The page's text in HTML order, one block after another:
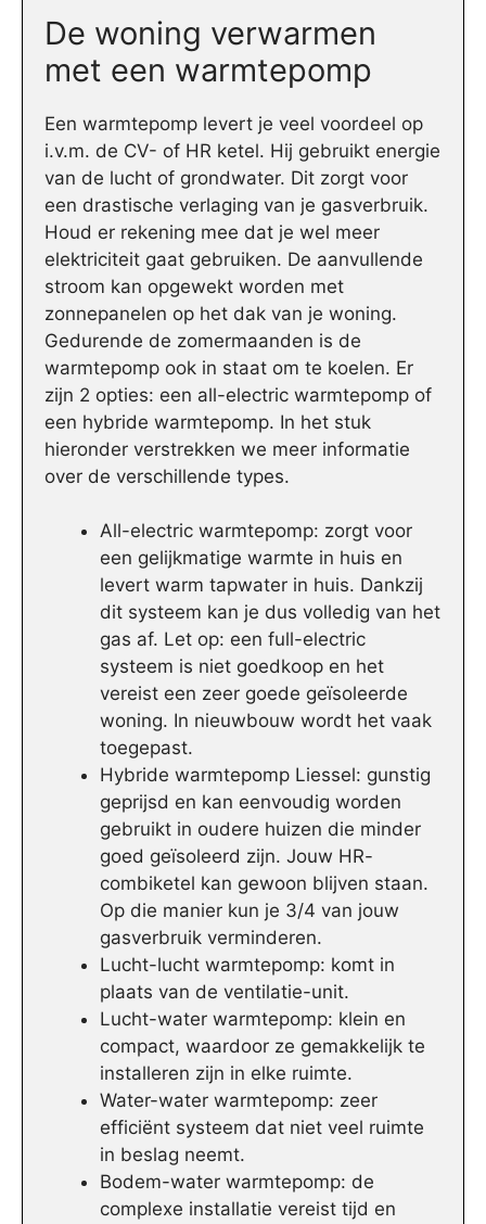
De woning verwarmen
met een warmtepomp
Een warmtepomp levert je veel voordeel op
i.v.m. de CV- of HR ketel. Hij gebruikt energie
van de lucht of grondwater. Dit zorgt voor
een drastische verlaging van je gasverbruik.
Houd er rekening mee dat je wel meer
elektriciteit gaat gebruiken. De aanvullende
stroom kan opgewekt worden met
zonnepanelen op het dak van je woning.
Gedurende de zomermaanden is de
warmtepomp ook in staat om te koelen. Er
zijn 2 opties: een all-electric warmtepomp of
een hybride warmtepomp. In het stuk
hieronder verstrekken we meer informatie
over de verschillende types.
All-electric warmtepomp: zorgt voor
een gelijkmatige warmte in huis en
levert warm tapwater in huis. Dankzij
dit systeem kan je dus volledig van het
gas af. Let op: een full-electric
systeem is niet goedkoop en het
vereist een zeer goede geïsoleerde
woning. In nieuwbouw wordt het vaak
toegepast.
Hybride warmtepomp Liessel: gunstig
geprijsd en kan eenvoudig worden
gebruikt in oudere huizen die minder
goed geïsoleerd zijn. Jouw HR-
combiketel kan gewoon blijven staan.
Op die manier kun je 3/4 van jouw
gasverbruik verminderen.
Lucht-lucht warmtepomp: komt in
plaats van de ventilatie-unit.
Lucht-water warmtepomp: klein en
compact, waardoor ze gemakkelijk te
installeren zijn in elke ruimte.
Water-water warmtepomp: zeer
efficiënt systeem dat niet veel ruimte
in beslag neemt.
Bodem-water warmtepomp: de
complexe installatie vereist tijd en